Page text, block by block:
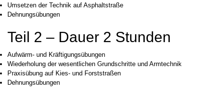
Umsetzen der Technik auf Asphaltstraße
Dehnungsübungen
Teil 2 – Dauer 2 Stunden
Aufwärm- und Kräftigungsübungen
Wiederholung der wesentlichen Grundschritte und Armtechnik
Praxisübung auf Kies- und Forststraßen
Dehnungsübungen